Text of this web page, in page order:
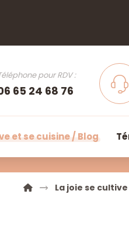
pour RDV :
65 24 68 76
et se cuisine / Blog
La joie se